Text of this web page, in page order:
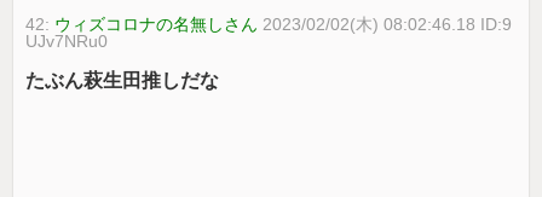
42: ウィズコロナの名無しさん 2023/02/02(木) 08:02:46.18 ID:9
UJv7NRu0
たぶん萩生田推しだな